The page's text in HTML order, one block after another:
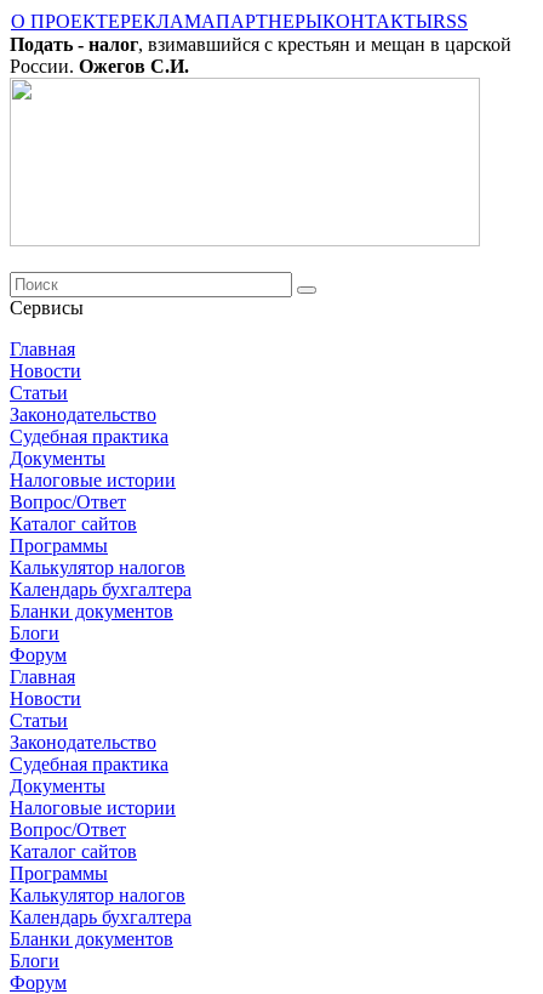
О ПРОЕКТЕРЕКЛАМАПАРТНЕРЫКОНТАКТЫRSS
Подать - налог, взимавшийся с крестьян и мещан в царской
России. Ожегов С.И.
Сервисы
Главная
Новости
Cтатьи
Законодательство
Судебная практика
Документы
Налоговые истории
Вопрос/Ответ
Каталог сайтов
Программы
Калькулятор налогов
Календарь бухгалтера
Бланки документов
Блоги
Форум
Главная
Новости
Cтатьи
Законодательство
Судебная практика
Документы
Налоговые истории
Вопрос/Ответ
Каталог сайтов
Программы
Калькулятор налогов
Календарь бухгалтера
Бланки документов
Блоги
Форум